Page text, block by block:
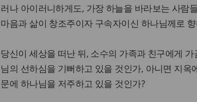
러나 아이러니하게도, 가장 하늘을 바라보는 사람
마음과 삶이 창조주이자 구속자이신 하나님께로
당신이 세상을 떠난 뒤, 소수의 가족과 친구에게
님의 선하심을 기뻐하고 있을 것인가, 아니면 지
문에 하나님을 저주하고 있을 것인가?